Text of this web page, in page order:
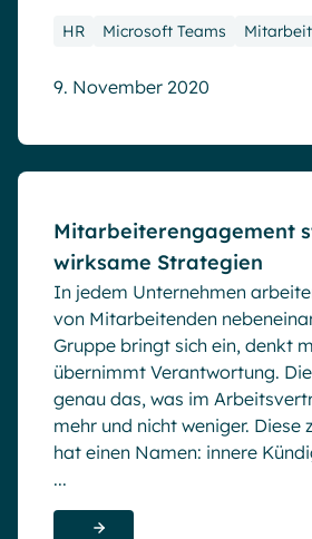
HR Microsoft Teams
9. November 2020
Mitarbeiterengagement
wirksame Strategien
In jedem Unternehmen
von Mitarbeitenden
Gruppe bringt sich ein, denkt
übernimmt Verantwortung.
genau das, was im
mehr und nicht weniger. Diese
hat einen Namen: innere
...